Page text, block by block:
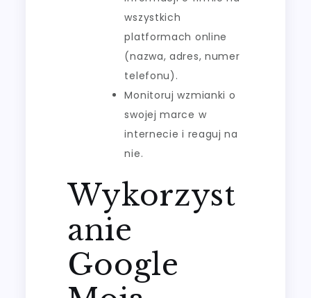
wszystkich
platformach online
(nazwa, adres, numer
telefonu).
Monitoruj wzmianki o
swojej marce w
internecie i reaguj na
nie.
Wykorzyst
anie
Google